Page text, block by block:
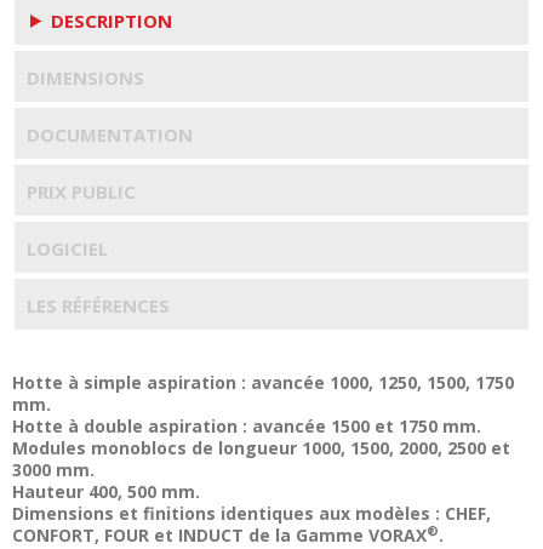
DESCRIPTION
DIMENSIONS
DOCUMENTATION
PRIX PUBLIC
LOGICIEL
LES RÉFÉRENCES
Hotte à simple aspiration : avancée 1000, 1250, 1500, 1750
mm.
Hotte à double aspiration : avancée 1500 et 1750 mm.
Modules monoblocs de longueur 1000, 1500, 2000, 2500 et
3000 mm.
Hauteur 400, 500 mm.
Dimensions et finitions identiques aux modèles : CHEF,
CONFORT, FOUR et INDUCT de la Gamme VORAX®.